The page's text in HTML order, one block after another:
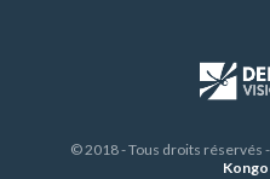
© 2018 - Tous droits réservés -